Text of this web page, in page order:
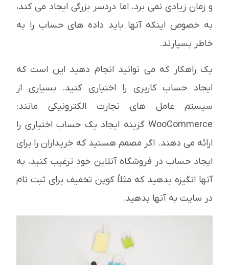
و زمان زیادی نمی برد، اما دردسر بزرگی ایجاد می کند،
به خصوص اینکه آنها باید داده های حساب را به
خاطر بسپارند.
یک راهکار که می توانید انجام دهید این است که
ایجاد حساب کاربری را اختیاری کنید. بسیاری از
سیستم عامل های تجارت الکترونیکی مانند:
WooCommerce گزینه ایجاد یک حساب اختیاری را
ارائه می دهند. اگر مصمم هستید که خریداران را برای
ایجاد حساب در فروشگاه آنلاین خود ترغیب کنید، به
آنها انگیزه بدهید که مثلاً کوپن تخفیف برای ثبت نام
در سایت به آنها بدهید.